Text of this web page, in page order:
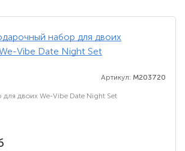
Артикул: M203720
двоих We-Vibe Date Night Set